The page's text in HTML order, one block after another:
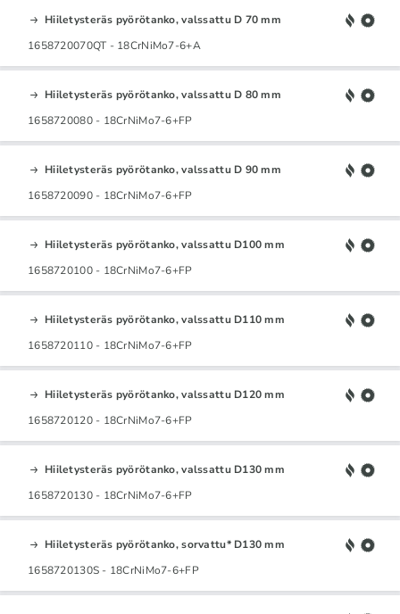
Hiiletysteräs pyörötanko, valssattu D 70 mm
1658720070QT - 18CrNiMo7-6+A
Hiiletysteräs pyörötanko, valssattu D 80 mm
1658720080 - 18CrNiMo7-6+FP
Hiiletysteräs pyörötanko, valssattu D 90 mm
1658720090 - 18CrNiMo7-6+FP
Hiiletysteräs pyörötanko, valssattu D100 mm
1658720100 - 18CrNiMo7-6+FP
Hiiletysteräs pyörötanko, valssattu D110 mm
1658720110 - 18CrNiMo7-6+FP
Hiiletysteräs pyörötanko, valssattu D120 mm
1658720120 - 18CrNiMo7-6+FP
Hiiletysteräs pyörötanko, valssattu D130 mm
1658720130 - 18CrNiMo7-6+FP
Hiiletysteräs pyörötanko, sorvattu* D130 mm
1658720130S - 18CrNiMo7-6+FP